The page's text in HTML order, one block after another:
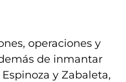
operaciones y
de inmantar
y Zabaleta,